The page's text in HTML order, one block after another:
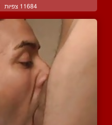
11684 צפיות